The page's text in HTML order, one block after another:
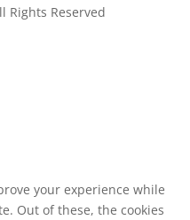
Rights Reserved
your experience while
Out of these, the cookies